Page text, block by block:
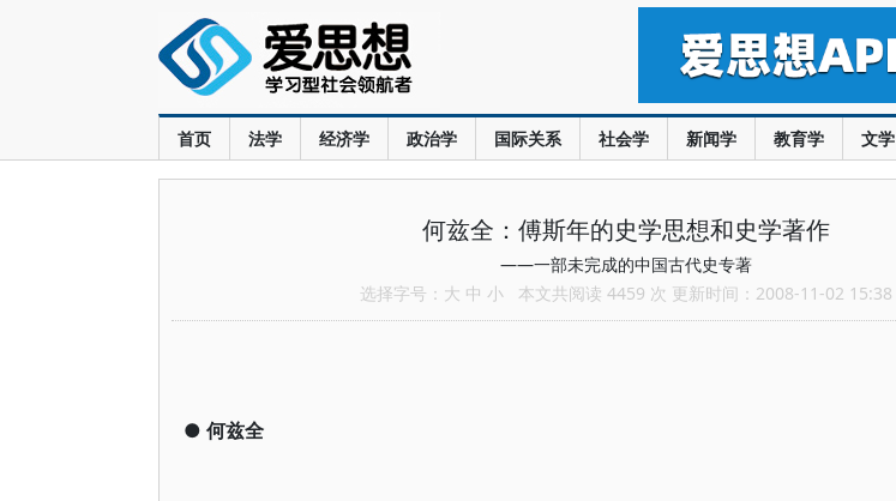
首页 法学 经济学 政治学 国际关系 社会学 新闻学 教育学 文学
何兹全：傅斯年的史学思想和史学著作
——一部未完成的中国古代史专著
选择字号： 大 中 小 本文共阅读 4459 次 更新时间：2008-11-02 15:38
● 何兹全